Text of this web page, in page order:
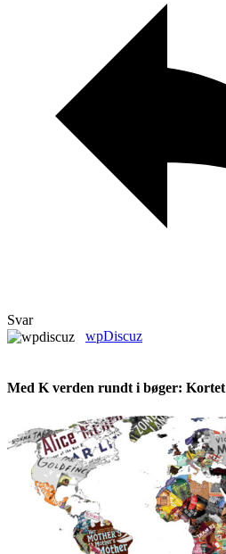
Svar
wpDiscuz
Med K verden rundt i bøger: Kortet